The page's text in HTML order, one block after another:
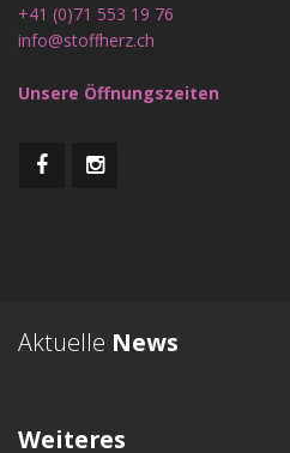
+41 (0)71 553 19 76
info@stoffherz.ch
Unsere Öffnungszeiten
Aktuelle News
Weiteres